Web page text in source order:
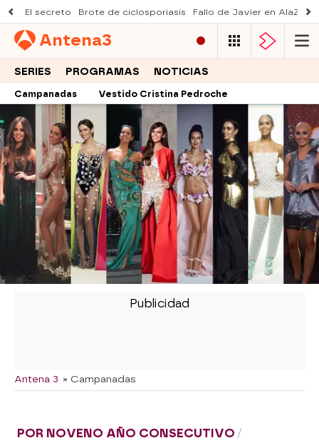
El secreto Brote de ciclosporiasis Fallo de Javier en AlaZ
Antena3
SERIES PROGRAMAS NOTICIAS
Campanadas Vestido Cristina Pedroche
Antena 3 » Campanadas
POR NOVENO AÑO CONSECUTIVO